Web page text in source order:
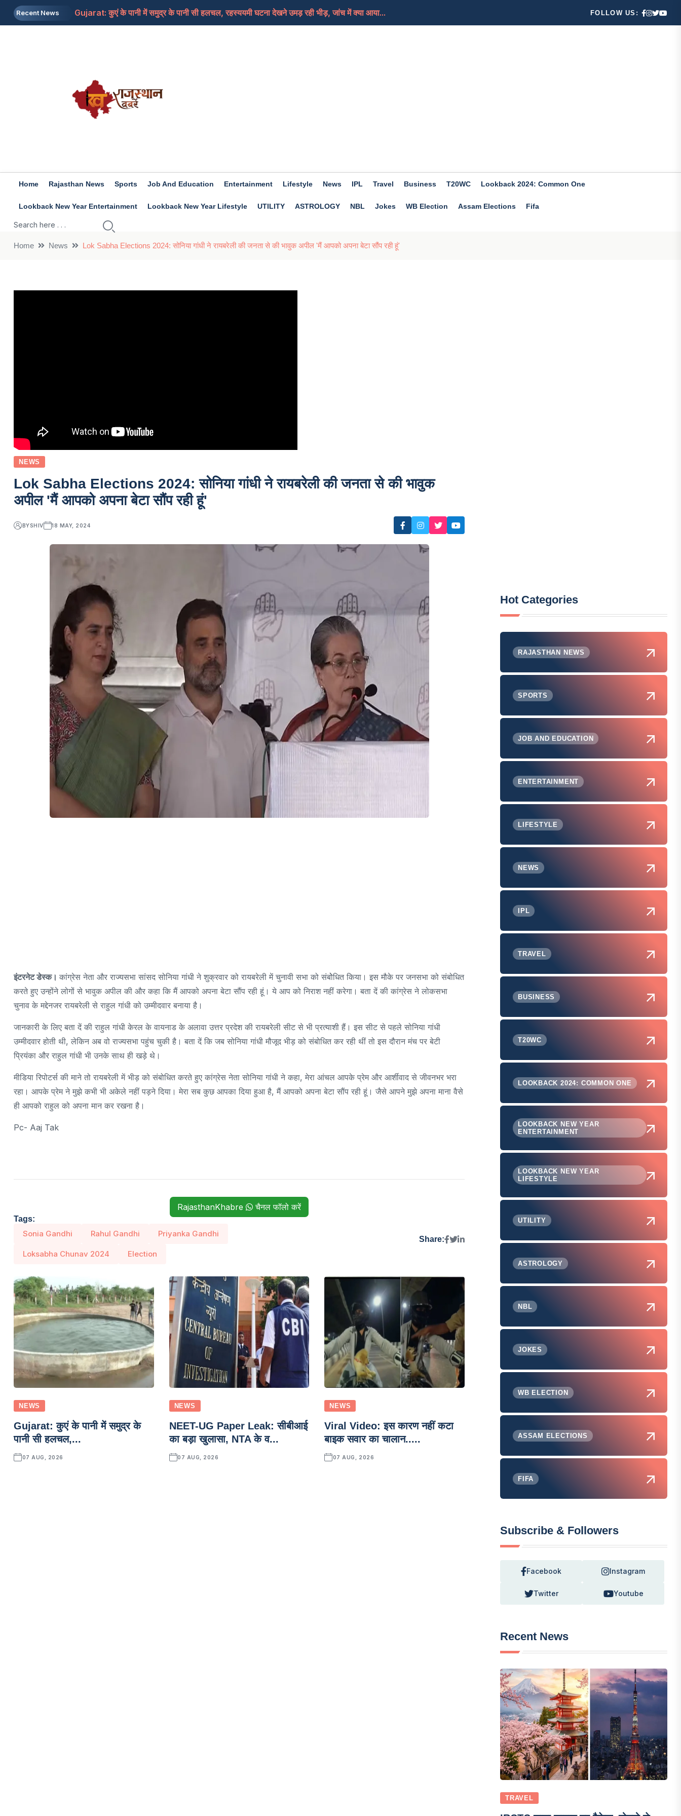
Recent News
Gujarat: कुएं के पानी में समुद्र के पानी सी हलचल, रहस्ययमी घटना देखने उमड़ रही भीड़, जांच में क्या आया...
IRCTC लाया जापान टूर पैकेज, टोक्यो से हिरोशिमा तक का मज़ेदार सफ़र… जानें पूरी डिटेल्स
FOLLOW US:
Home Rajasthan News Sports Job And Education Entertainment Lifestyle News IPL Travel Business T20WC Lookback 2024: Common One
Lookback New Year Entertainment Lookback New Year Lifestyle UTILITY ASTROLOGY NBL Jokes WB Election Assam Elections Fifa
Home News Lok Sabha Elections 2024: सोनिया गांधी ने रायबरेली की जनता से की भावुक अपील 'मैं आपको अपना बेटा सौंप रही हूं'
NEWS
Lok Sabha Elections 2024: सोनिया गांधी ने रायबरेली की जनता से की भावुक
अपील 'मैं आपको अपना बेटा सौंप रही हूं'
BYSHIV 18 MAY, 2024
इंटरनेट डेस्क। कांग्रेस नेता और राज्यसभा सांसद सोनिया गांधी ने शुक्रवार को रायबरेली में चुनावी सभा को संबोेधित किया। इस मौके पर जनसभा को संबोधित
करते हुए उन्होंने लोगों से भावुक अपील की और कहा कि मैं आपको अपना बेटा सौंप रही हूं। ये आप को निराश नहीं करेगा। बता दें की कांग्रेस ने लोकसभा
चुनाव के मद्देनजर रायबरेली से राहुल गांधी को उम्मीदवार बनाया है।
जानकारी के लिए बता दें की राहुल गांधी केरल के वायनाड के अलावा उत्तर प्रदेश की रायबरेली सीट से भी प्रत्याशी हैं। इस सीट से पहले सोनिया गांधी
उम्मीदवार होती थी, लेकिन अब वो राज्यसभा पहुंच चुकी है। बता दें कि जब सोनिया गांधी मौजूद भीड़ को संबोधित कर रही थीं तो इस दौरान मंच पर बेटी
प्रियंका और राहुल गांधी भी उनके साथ ही खड़े थे।
मीडिया रिपोटर्स की माने तो रायबरेली में भीड़ को संबोधित करते हुए कांग्रेस नेता सोनिया गांधी ने कहा, मेरा आंचल आपके प्रेम और आर्शीवाद से जीवनभर भरा
रहा। आपके प्रेम ने मुझे कभी भी अकेले नहीं पड़ने दिया। मेरा सब कुछ आपका दिया हुआ है, मैं आपको अपना बेटा सौंप रही हूं। जैसे आपने मुझे अपना माना वैसे
ही आपको राहुल को अपना मान कर रखना है।
Pc- Aaj Tak
RajasthanKhabre चैनल फॉलो करें
Tags:
Sonia Gandhi Rahul Gandhi Priyanka Gandhi
Loksabha Chunav 2024 Election
Share:
NEWS
Gujarat: कुएं के पानी में समुद्र के
पानी सी हलचल,...
07 AUG, 2026
NEWS
NEET-UG Paper Leak: सीबीआई
का बड़ा खुलासा, NTA के व...
07 AUG, 2026
NEWS
Viral Video: इस कारण नहीं कटा
बाइक सवार का चालान.....
07 AUG, 2026
Hot Categories
RAJASTHAN NEWS
SPORTS
JOB AND EDUCATION
ENTERTAINMENT
LIFESTYLE
NEWS
IPL
TRAVEL
BUSINESS
T20WC
LOOKBACK 2024: COMMON ONE
LOOKBACK NEW YEAR
ENTERTAINMENT
LOOKBACK NEW YEAR
LIFESTYLE
UTILITY
ASTROLOGY
NBL
JOKES
WB ELECTION
ASSAM ELECTIONS
FIFA
Subscribe & Followers
Facebook Instagram
Twitter Youtube
Recent News
TRAVEL